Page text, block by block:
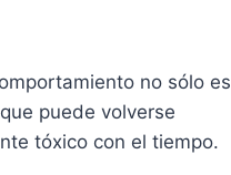
no sólo es
puede volverse
tóxico con el tiempo.